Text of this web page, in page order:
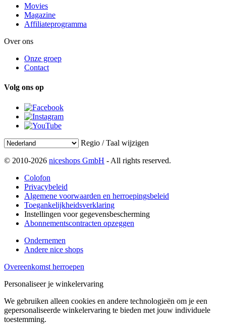
Movies
Magazine
Affiliateprogramma
Over ons
Onze groep
Contact
Volg ons op
Regio / Taal wijzigen
© 2010-2026 niceshops GmbH - All rights reserved.
Colofon
Privacybeleid
Algemene voorwaarden en herroepingsbeleid
Toegankelijkheidsverklaring
Instellingen voor gegevensbescherming
Abonnementscontracten opzeggen
Ondernemen
Andere nice shops
Overeenkomst herroepen
Personaliseer je winkelervaring
We gebruiken alleen cookies en andere technologieën om je een
gepersonaliseerde winkelervaring te bieden met jouw individuele
toestemming.